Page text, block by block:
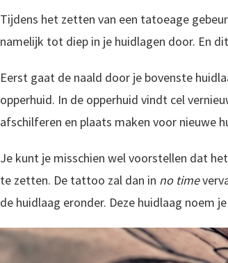
Tijdens het zetten van een tatoeage
namelijk tot diep in je huidlagen door. En
Eerst gaat de naald door je bovenste
opperhuid. In de opperhuid vindt cel
afschilferen en plaats maken voor nieuwe
Je kunt je misschien wel voorstellen dat
te zetten. De tattoo zal dan in no time
de huidlaag eronder. Deze huidlaag noem